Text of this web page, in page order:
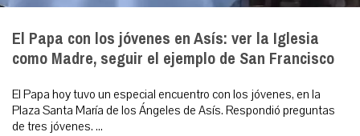
El Papa con los jóvenes en Asís: ver la Iglesia
como Madre, seguir el ejemplo de San Francisco
El Papa hoy tuvo un especial encuentro con los jóvenes, en la
Plaza Santa María de los Ángeles de Asís. Respondió preguntas
de tres jóvenes. ...